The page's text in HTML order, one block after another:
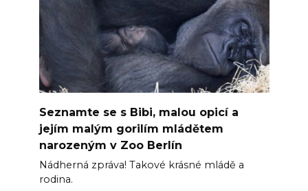
Seznamte se s Bibi, malou opicí a
jejím malým gorilím mládětem
narozeným v Zoo Berlín
Nádherná zpráva! Takové krásné mládě a
rodina.